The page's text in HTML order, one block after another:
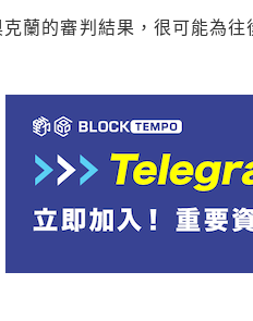
蘭的審判結果，很可能為